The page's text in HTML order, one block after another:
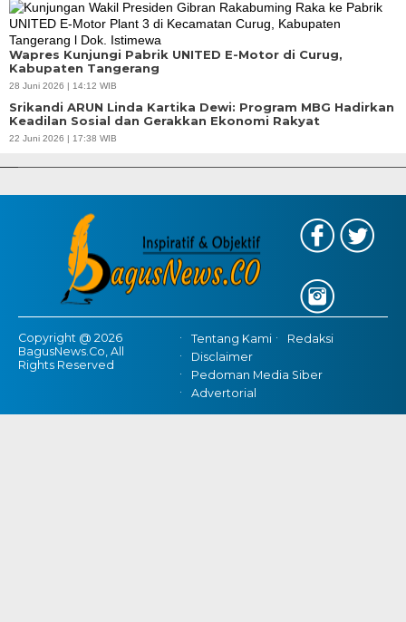
Wapres Kunjungi Pabrik UNITED E-Motor di Curug,
Kabupaten Tangerang
28 Juni 2026 | 14:12 WIB
Srikandi ARUN Linda Kartika Dewi: Program MBG Hadirkan
Keadilan Sosial dan Gerakkan Ekonomi Rakyat
22 Juni 2026 | 17:38 WIB
APBD Tahun 2025 Anggarkan Rp200 Miliar | Program Makan Bergizi
Copyright @ 2026
BagusNews.Co, All
Rights Reserved
Tentang Kami
Redaksi
Disclaimer
Pedoman Media Siber
Advertorial